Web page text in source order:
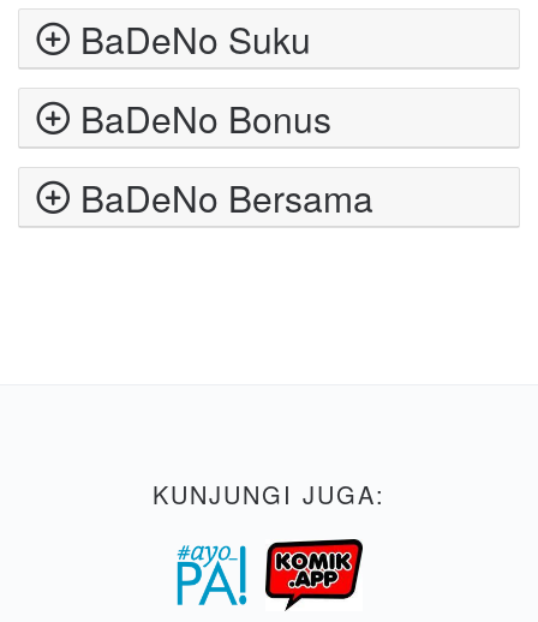
BaDeNo Suku
BaDeNo Bonus
BaDeNo Bersama
KUNJUNGI JUGA: